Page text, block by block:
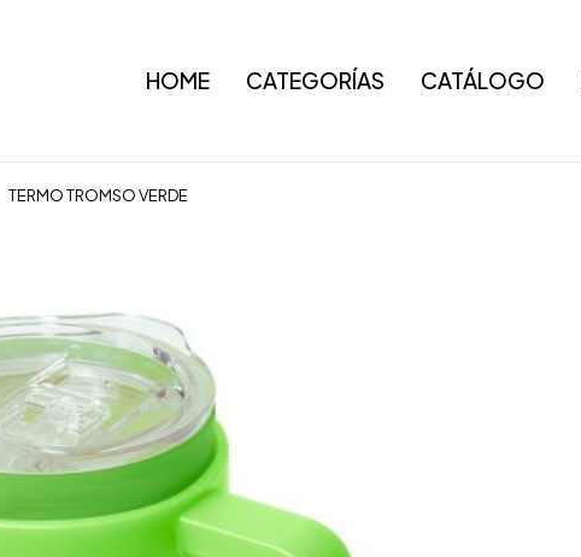
HOME CATEGORÍAS CATÁLOGO
TERMO TROMSO VERDE